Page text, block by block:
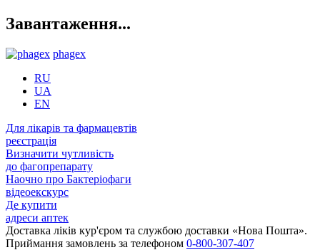
Завантаження...
phagex
RU
UA
EN
Для лікарів та фармацевтів
реєстрація
Визначити чутливість
до фагопрепарату
Наочно про Бактеріофаги
відеоекскурс
Де купити
адреси аптек
Доставка ліків кур'єром та службою доставки «Нова Пошта».
Приймання замовлень за телефоном 0-800-307-407